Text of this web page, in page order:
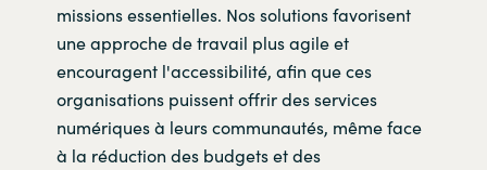
missions essentielles. Nos solutions favorisent
une approche de travail plus agile et
encouragent l'accessibilité, afin que ces
organisations puissent offrir des services
numériques à leurs communautés, même face
à la réduction des budgets et des